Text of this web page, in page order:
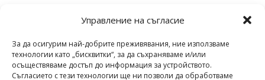
Управление на съгласие
За да осигурим най-добрите преживявания, ние използваме
технологии като „бисквитки“, за да съхраняваме и/или
осъществяваме достъп до информация за устройството.
Съгласието с тези технологии ще ни позволи да обработваме
Използването или публикуването на част или
разрешение е забранено.